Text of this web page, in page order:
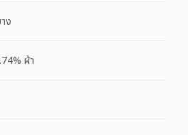
ง
ผ้า